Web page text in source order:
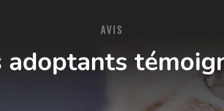
AVIS
adoptants